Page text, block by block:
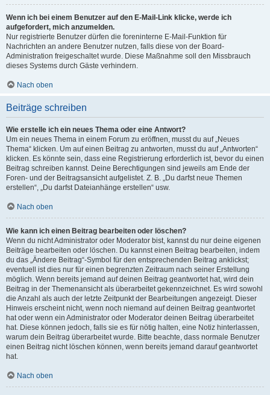
Wenn ich bei einem Benutzer auf den E-Mail-Link klicke, werde ich
aufgefordert, mich anzumelden.
Nur registrierte Benutzer dürfen die foreninterne E-Mail-Funktion für
Nachrichten an andere Benutzer nutzen, falls diese von der Board-
Administration freigeschaltet wurde. Diese Maßnahme soll den Missbrauch
dieses Systems durch Gäste verhindern.
Nach oben
Beiträge schreiben
Wie erstelle ich ein neues Thema oder eine Antwort?
Um ein neues Thema in einem Forum zu eröffnen, musst du auf „Neues
Thema“ klicken. Um auf einen Beitrag zu antworten, musst du auf „Antworten“
klicken. Es könnte sein, dass eine Registrierung erforderlich ist, bevor du einen
Beitrag schreiben kannst. Deine Berechtigungen sind jeweils am Ende der
Foren- und der Beitragsansicht aufgelistet. Z. B. „Du darfst neue Themen
erstellen“, „Du darfst Dateianhänge erstellen“ usw.
Nach oben
Wie kann ich einen Beitrag bearbeiten oder löschen?
Wenn du nicht Administrator oder Moderator bist, kannst du nur deine eigenen
Beiträge bearbeiten oder löschen. Du kannst einen Beitrag bearbeiten, indem
du das „Ändere Beitrag“-Symbol für den entsprechenden Beitrag anklickst;
eventuell ist dies nur für einen begrenzten Zeitraum nach seiner Erstellung
möglich. Wenn bereits jemand auf deinen Beitrag geantwortet hat, wird dein
Beitrag in der Themenansicht als überarbeitet gekennzeichnet. Es wird sowohl
die Anzahl als auch der letzte Zeitpunkt der Bearbeitungen angezeigt. Dieser
Hinweis erscheint nicht, wenn noch niemand auf deinen Beitrag geantwortet
hat oder wenn ein Administrator oder Moderator deinen Beitrag überarbeitet
hat. Diese können jedoch, falls sie es für nötig halten, eine Notiz hinterlassen,
warum dein Beitrag überarbeitet wurde. Bitte beachte, dass normale Benutzer
einen Beitrag nicht löschen können, wenn bereits jemand darauf geantwortet
hat.
Nach oben